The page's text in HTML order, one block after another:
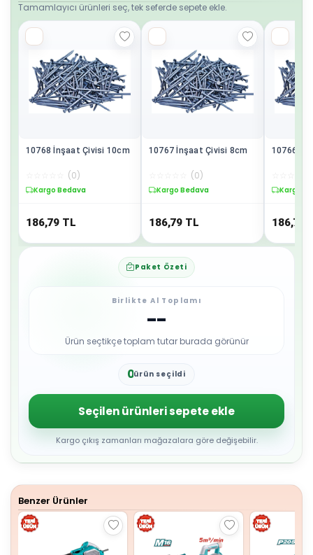
Tamamlayıcı ürünleri seç, tek seferde sepete ekle.
10768 İnşaat Çivisi 10cm
(0)
Kargo Bedava
186,79 TL
10767 İnşaat Çivisi 8cm
(0)
Kargo Bedava
186,79 TL
Kargo
186,79
Paket Özeti
Birlikte Al Toplamı
--
Ürün seçtikçe toplam tutar burada görünür
0
2
3
4
5
6
8
ürün seçildi
Seçilen ürünleri sepete ekle
Kargo çıkış zamanları mağazalara göre değişebilir.
Benzer Ürünler